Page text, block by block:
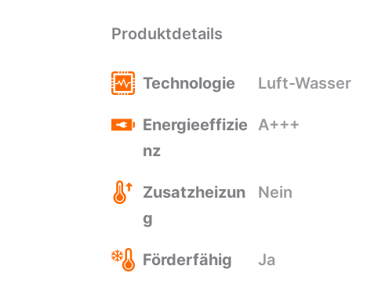
Produktdetails
Technologie Luft-Wasser
Energieeffizie
nz
A+++
Zusatzheizun
g
Nein
Förderfähig Ja